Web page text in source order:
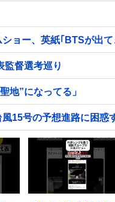
ョー、英紙｢BTSが出
監督選考巡り
地”になってる」
風15号の予想進路に困